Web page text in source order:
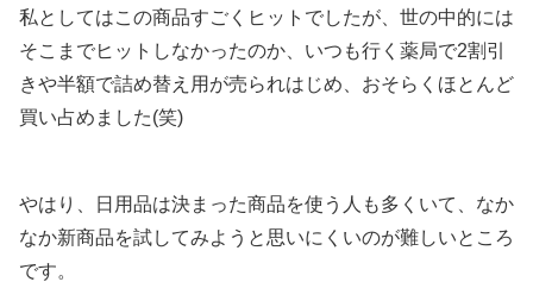
私としてはこの商品すごくヒットでしたが、世の中的には
そこまでヒットしなかったのか、いつも行く薬局で2割引
きや半額で詰め替え用が売られはじめ、おそらくほとんど
買い占めました(笑)
やはり、日用品は決まった商品を使う人も多くいて、なか
なか新商品を試してみようと思いにくいのが難しいところ
です。